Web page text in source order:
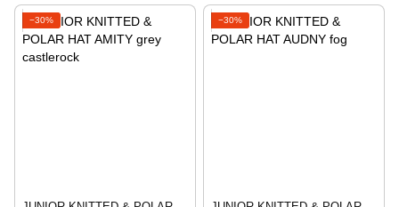
−30% −30%